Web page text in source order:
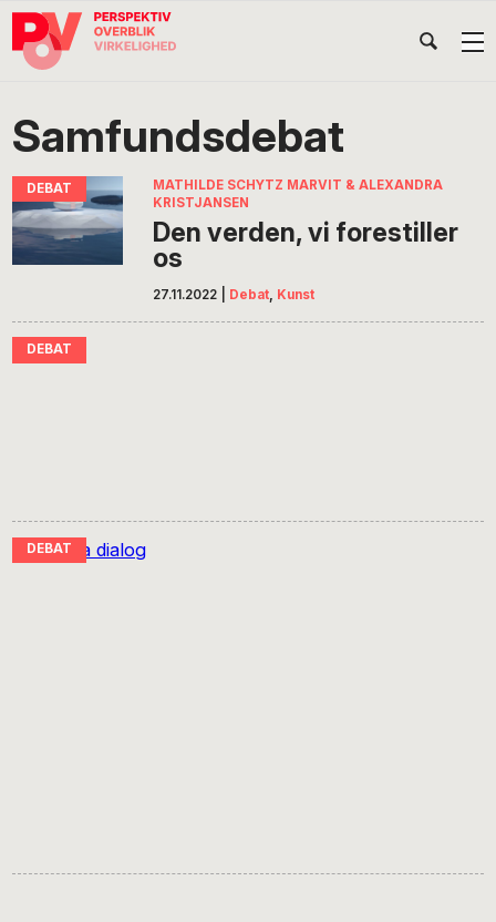
Gå
direkte
navigation
Skip
indhold
Gå
direkte
POV
International
Samfundsdebat
MATHILDE SCHYTZ MARVIT & ALEXANDRA
KRISTJANSEN
Den verden, vi forestiller
os
27.11.2022 Debat, Kunst